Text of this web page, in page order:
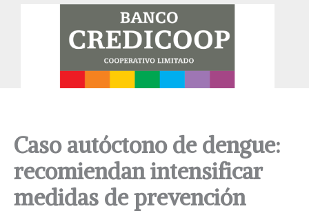
Caso autóctono de dengue:
recomiendan intensificar
medidas de prevención